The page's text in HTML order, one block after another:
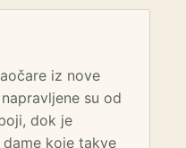
iz nove
su od
dok je
koje takve